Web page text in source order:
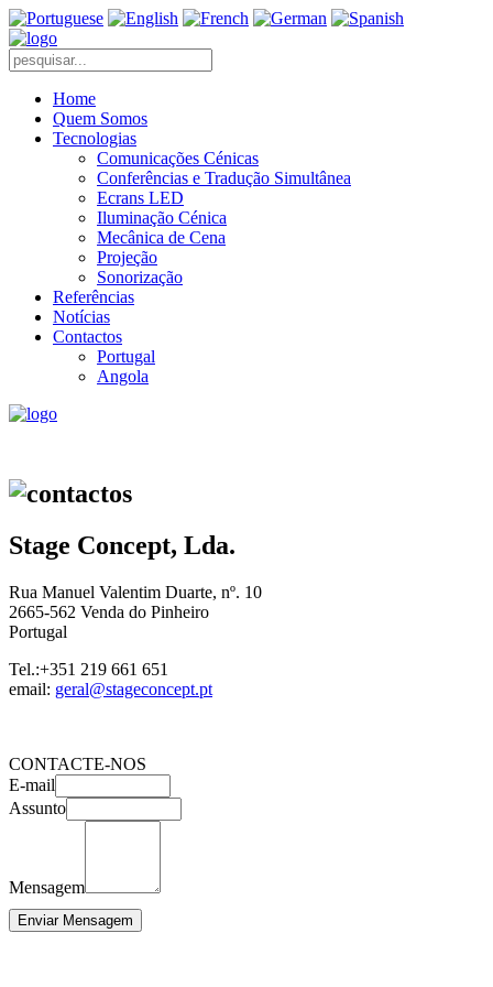
Home
Quem Somos
Tecnologias
Comunicações Cénicas
Conferências e Tradução Simultânea
Ecrans LED
Iluminação Cénica
Mecânica de Cena
Projeção
Sonorização
Referências
Notícias
Contactos
Portugal
Angola
Stage Concept, Lda.
Rua Manuel Valentim Duarte, nº. 10
2665-562 Venda do Pinheiro
Portugal
Tel.:+351 219 661 651
email: geral@stageconcept.pt
CONTACTE-NOS
E-mail
Assunto
Mensagem